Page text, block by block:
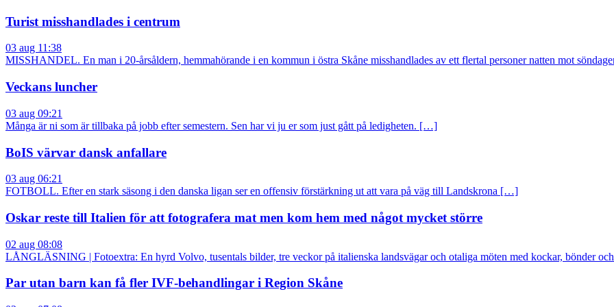
Turist misshandlades i centrum
03 aug 11:38
MISSHANDEL. En man i 20-årsåldern, hemmahörande i en kommun i östra Skåne misshandlades av ett flertal personer natten mot
Veckans luncher
03 aug 09:21
Många är ni som är tillbaka på jobb efter semestern. Sen har vi ju er som just gått på ledigheten. […]
BoIS värvar dansk anfallare
03 aug 06:21
FOTBOLL. Efter en stark säsong i den danska ligan ser en offensiv förstärkning ut att vara på väg till Landskrona […]
Oskar reste till Italien för att fotografera mat men kom hem med något mycket större
02 aug 08:08
LÅNGLÄSNING | Fotoextra: En hyrd Volvo, tusentals bilder, tre veckor på italienska landsvägar och otaliga möten med kockar, bönder
Par utan barn kan få fler IVF-behandlingar i Region Skåne